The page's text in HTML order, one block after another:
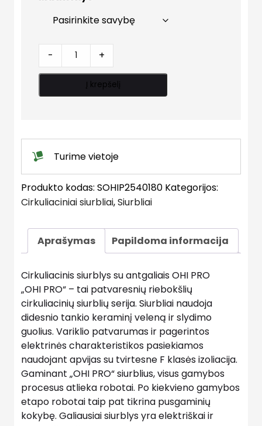
72.00 €
Cirkuliacinis
siurblys
antgaliais
quantity
- +
Į krepšelį
Turime vietoje
Produkto kodas: SOHIP2540180 Kategorijos:
Cirkuliaciniai siurbliai,Siurbliai
Aprašymas Papildoma informacija
Cirkuliacinis siurblys su antgaliais OHI PRO
„OHI PRO“ – tai patvaresnių riebokšlių
cirkuliacinių siurblių serija. Siurbliai naudoja
didesnio tankio keraminį veleną ir slydimo
guolius. Variklio patvarumas ir pagerintos
elektrinės charakteristikos pasiekiamos
naudojant apvijas su tvirtesne F klasės izoliacija.
Gaminant „OHI PRO“ siurblius, visus gamybos
procesus atlieka robotai. Po kiekvieno gamybos
etapo robotai taip pat tikrina pusgaminių
kokybę. Galiausiai siurblys yra elektriškai ir